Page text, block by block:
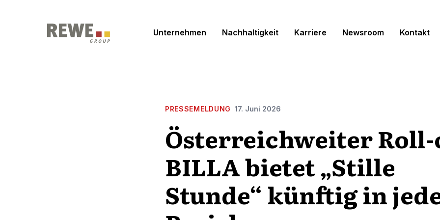
Unternehmen Nachhaltigkeit Karriere Newsroom Kontakt
PRESSEMELDUNG 17. Juni 2026
Österreichweiter
BILLA bietet „Stille
Stunde“ künftig in